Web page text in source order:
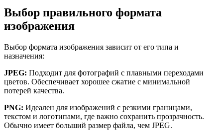
Выбор правильного формата
изображения
Выбор формата изображения зависит от его типа и
назначения:
JPEG: Подходит для фотографий с плавными переходами
цветов. Обеспечивает хорошее сжатие с минимальной
потерей качества.
PNG: Идеален для изображений с резкими границами,
текстом и логотипами, где важно сохранить прозрачность.
Обычно имеет больший размер файла, чем JPEG.